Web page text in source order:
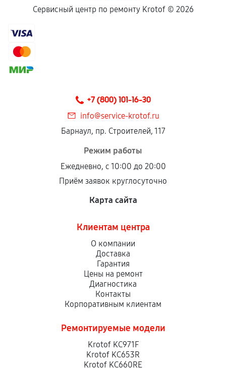
Сервисный центр по ремонту Krotof © 2026
+7 (800) 101-16-30
info@service-krotof.ru
Барнаул, пр. Строителей, 117
Режим работы
Ежедневно, с 10:00 до 20:00
Приём заявок круглосуточно
Карта сайта
Клиентам центра
О компании
Доставка
Гарантия
Цены на ремонт
Диагностика
Контакты
Корпоративным клиентам
Ремонтируемые модели
Krotof KC971F
Krotof KC653R
Krotof KC660RE